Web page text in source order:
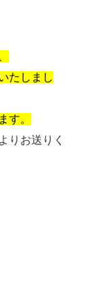
たしまし
す。
りお送りく